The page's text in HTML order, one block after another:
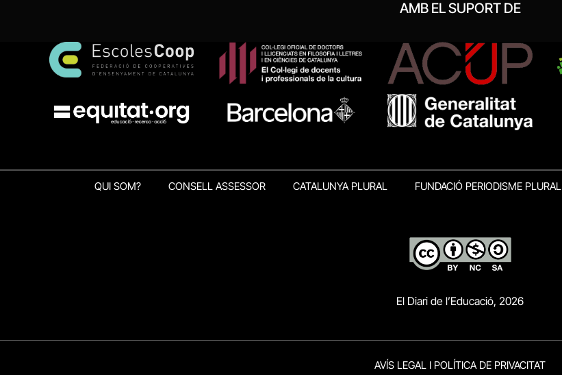
AMB EL SUPORT DE
QUI SOM? CONSELL ASSESSOR CATALUNYA PLURAL FUNDACIÓ PERIODISME PLURAL
El Diari de l’Educació, 2026
AVÍS LEGAL I POLÍTICA DE PRIVACITAT